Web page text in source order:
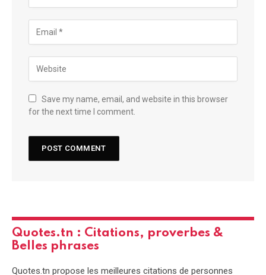
Save my name, email, and website in this browser
for the next time I comment.
Quotes.tn : Citations, proverbes &
Belles phrases
Quotes.tn propose les meilleures citations de personnes